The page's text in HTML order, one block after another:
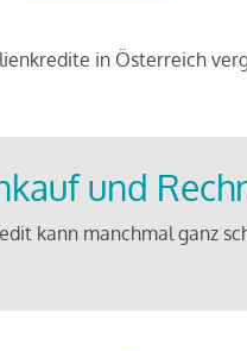
in Österreich
und
kann manchmal ganz